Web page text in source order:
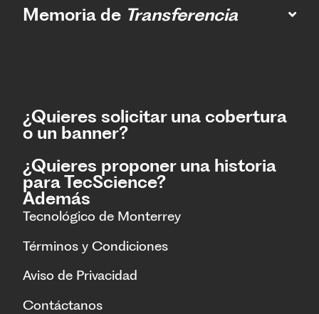
Memoria de Transferencia
¿Quieres solicitar una cobertura
o un banner?
¿Quieres proponer una historia
para TecScience?
Además
Tecnológico de Monterrey
Términos y Condiciones
Aviso de Privacidad
Contáctanos